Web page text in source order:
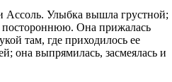
Ассоль. Улыбка вышла грустной;
постороннюю. Она прижалась
там, где приходилось ее
она выпрямилась, засмеялась и